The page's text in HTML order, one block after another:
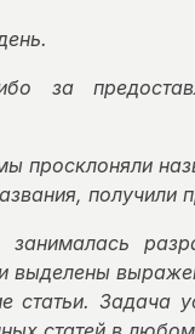
за
просклоняли
получили
выделены
статьи. Задача